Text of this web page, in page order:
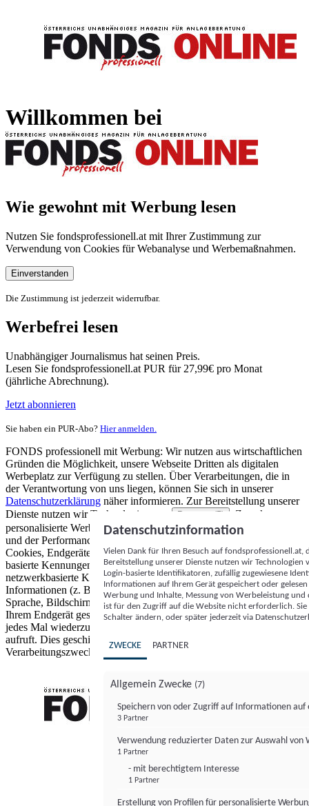
Willkommen bei
Wie gewohnt mit Werbung lesen
Nutzen Sie fondsprofessionell.at mit Ihrer Zustimmung zur
Verwendung von Cookies für Webanalyse und Werbemaßnahmen.
Einverstanden
Die Zustimmung ist jederzeit widerrufbar.
Werbefrei lesen
Unabhängiger Journalismus hat seinen Preis.
Lesen Sie fondsprofessionell.at PUR für 27,99€ pro Monat
(jährliche Abrechnung).
Jetzt abonnieren
Sie haben ein PUR-Abo? Hier anmelden.
FONDS professionell mit Werbung: Wir nutzen aus wirtschaftlichen
Gründen die Möglichkeit, unsere Webseite Dritten als digitalen
Werbeplatz zur Verfügung zu stellen. Über Verarbeitungen, die in
der Verantwortung von uns liegen, können Sie sich in unserer
Datenschutzerklärung näher informieren. Zur Bereitstellung unserer
Dienste nutzen wir Technologien von
Partnern (5)
. Zwecke:
personalisierte Werbung und Inhalte, Messung von Werbeleistung
und der Performance von Inhalten sowie Zielgruppenforschung.
Cookies, Endgeräte- oder ähnliche Online-Kennungen (z. B. login-
basierte Kennungen, zufällig generierte Kennungen,
netzwerkbasierte Kennungen) können zusammen mit anderen
Informationen (z. B. Browsertyp und Browserinformationen,
Sprache, Bildschirmgröße, unterstützte Technologien usw.) auf
Ihrem Endgerät gespeichert oder von dort ausgelesen werden, um es
jedes Mal wiederzuerkennen, wenn es eine App oder einer Webseite
aufruft. Dies geschieht für einen oder mehrere der hier aufgeführten
Verarbeitungszwecke.
Datenschutzinformation
Vielen Dank für Ihren Besuch auf
Bereitstellung unserer Dienste nutzen wir Technologien
Login-basierte Identifikatoren, zufällig zugewiesene
Informationen auf Ihrem Gerät gespeichert oder
Werbung und Inhalte, Messung von Werbeleistung
ist für den Zugriff auf die Website nicht erforderlich.
Schalter ändern, oder später jederzeit via
ZWECKE PARTNER
Allgemein Zwecke (7)
Speichern von oder Zugriff auf Informationen auf
3 Partner
Verwendung reduzierter Daten zur Auswahl von
1 Partner
- mit berechtigtem Interesse
1 Partner
Erstellung von Profilen für personalisierte
FONDS professionell